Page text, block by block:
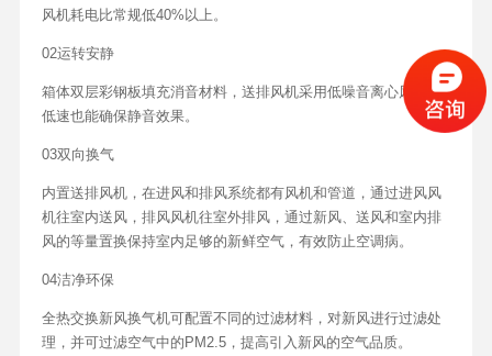
风机耗电比常规低40%以上。
02运转安静
箱体双层彩钢板填充消音材料，送排风机采用低噪音离心风机，
低速也能确保静音效果。
03双向换气
内置送排风机，在进风和排风系统都有风机和管道，通过进风风
机往室内送风，排风风机往室外排风，通过新风、送风和室内排
风的等量置换保持室内足够的新鲜空气，有效防止空调病。
04洁净环保
全热交换新风换气机可配置不同的过滤材料，对新风进行过滤处
理，并可过滤空气中的PM2.5，提高引入新风的空气品质。